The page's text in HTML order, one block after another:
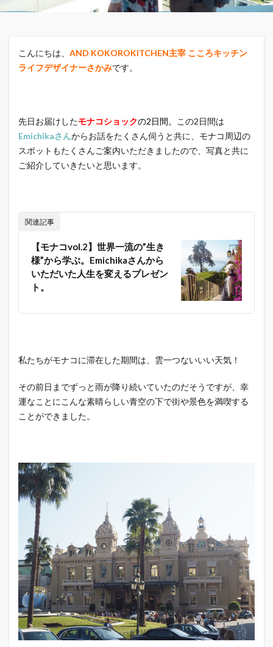
こんにちは、 AND KOKOROKITCHEN主宰 こころキッチン
ライフデザイナーさかみです。
先日お届けしたモナコショックの2日間。
この2日間は
Emichikaさんからお話をたくさん伺うと共に、モナコ周辺の
スポットもたくさんご案内いただきましたので、写真と共に
ご紹介していきたいと思います。
関連記事
【モナコvol.2】世界一流の”生き
様”から学ぶ。Emichikaさんから
いただいた人生を変えるプレゼン
ト。
私たちがモナコに滞在した期間は、雲一つないいい天気！
その前日までずっと雨が降り続いていたのだそうですが、幸
運なことにこんな素晴らしい青空の下で街や景色を満喫する
ことができました。